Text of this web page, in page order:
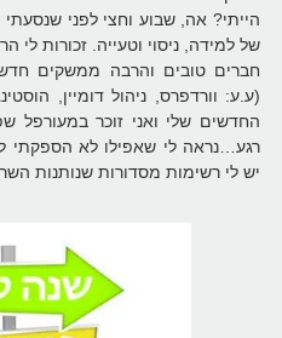
הייתי? אה, שבוע וחצי לפני
של למידה, ניסוי וטעייה. זכורות
חברים טובים והרבה ממשקים
החדשים שלי ואני זוכר במעורפל
רגע…נראה לי שאפילו לא הספקתי
יש לי רשימות מסדורות שנותנות